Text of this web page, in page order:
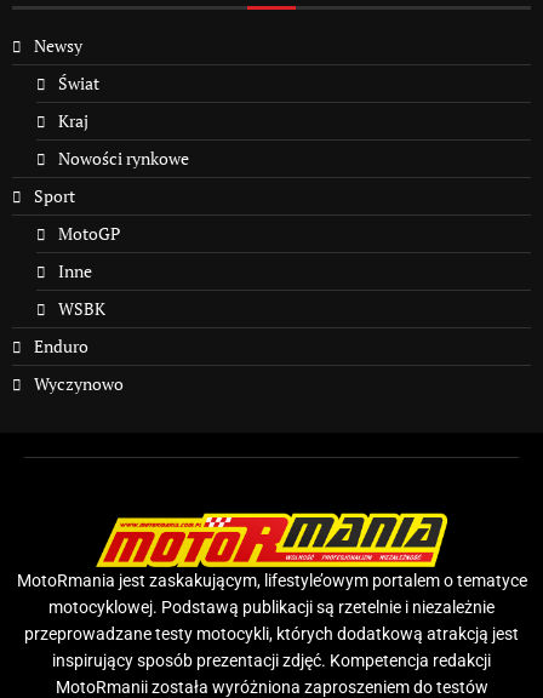
Newsy
Świat
Kraj
Nowości rynkowe
Sport
MotoGP
Inne
WSBK
Enduro
Wyczynowo
MotoRmania jest zaskakującym, lifestyle’owym portalem o tematyce
motocyklowej. Podstawą publikacji są rzetelnie i niezależnie
przeprowadzane testy motocykli, których dodatkową atrakcją jest
inspirujący sposób prezentacji zdjęć. Kompetencja redakcji
MotoRmanii została wyróżniona zaproszeniem do testów